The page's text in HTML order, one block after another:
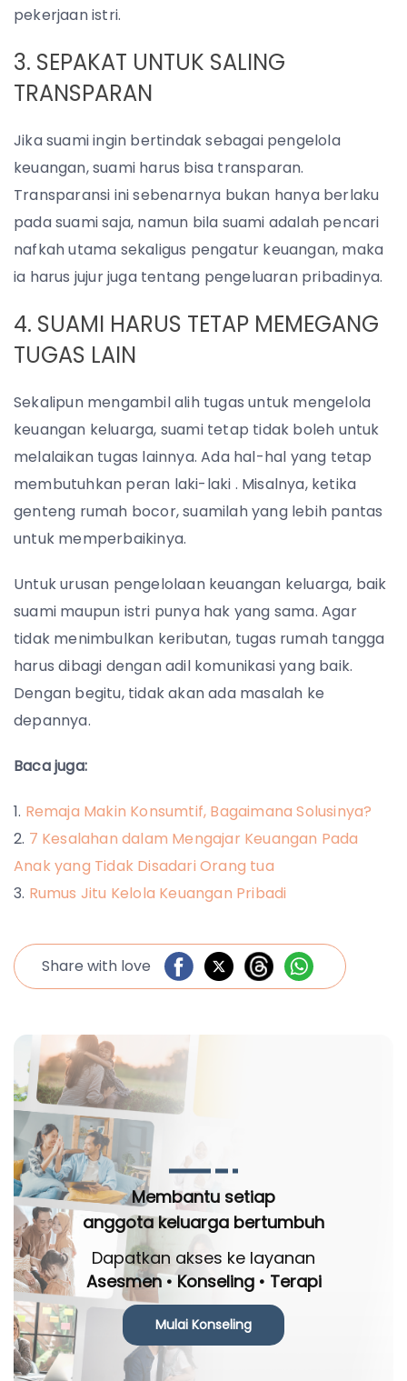
pekerjaan istri.
3. SEPAKAT UNTUK SALING
TRANSPARAN
Jika suami ingin bertindak sebagai pengelola
keuangan, suami harus bisa transparan.
Transparansi ini sebenarnya bukan hanya berlaku
pada suami saja, namun bila suami adalah pencari
nafkah utama sekaligus pengatur keuangan, maka
ia harus jujur juga tentang pengeluaran pribadinya.
4. SUAMI HARUS TETAP MEMEGANG
TUGAS LAIN
Sekalipun mengambil alih tugas untuk mengelola
keuangan keluarga, suami tetap tidak boleh untuk
melalaikan tugas lainnya. Ada hal-hal yang tetap
membutuhkan peran laki-laki . Misalnya, ketika
genteng rumah bocor, suamilah yang lebih pantas
untuk memperbaikinya.
Untuk urusan pengelolaan keuangan keluarga, baik
suami maupun istri punya hak yang sama. Agar
tidak menimbulkan keributan, tugas rumah tangga
harus dibagi dengan adil komunikasi yang baik.
Dengan begitu, tidak akan ada masalah ke
depannya.
Baca juga:
Remaja Makin Konsumtif, Bagaimana Solusinya?
7 Kesalahan dalam Mengajar Keuangan Pada
Anak yang Tidak Disadari Orang tua
Rumus Jitu Kelola Keuangan Pribadi
Share with love
Membantu setiap
anggota keluarga bertumbuh
Dapatkan akses ke layanan
Asesmen • Konseling • Terapi
Mulai Konseling